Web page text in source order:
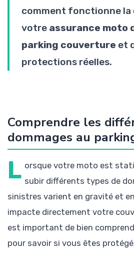
comment fonctionne la
votre assurance moto
parking couverture et
protections réelles.
Comprendre les
dommages au
L orsque votre moto est
subir différents types de
sinistres varient en gravité et
impacte directement votre
est important de bien
pour savoir si vous êtes